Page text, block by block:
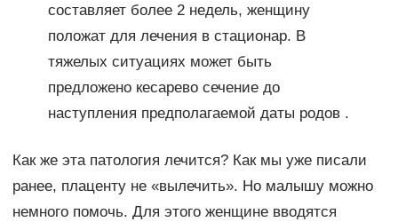
составляет более 2 недель, женщину
положат для лечения в стационар. В
тяжелых ситуациях может быть
предложено кесарево сечение до
наступления предполагаемой даты родов .
Как же эта патология лечится? Как мы уже писали
ранее, плаценту не «вылечить». Но малышу можно
немного помочь. Для этого женщине вводятся